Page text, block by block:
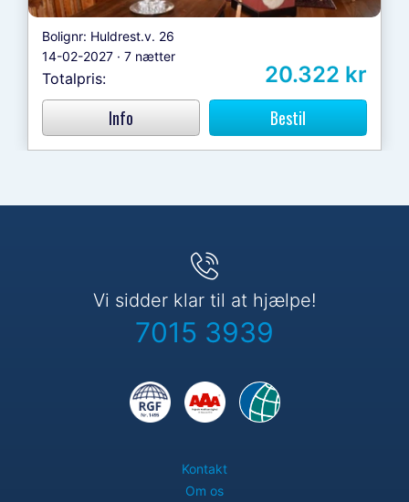
Info Bestil
Bolignr: Huldrest.v. 26
14-02-2027 · 7 nætter
Totalpris: 20.322 kr
Vi sidder klar til at hjælpe!
7015 3939
Kontakt
Om os